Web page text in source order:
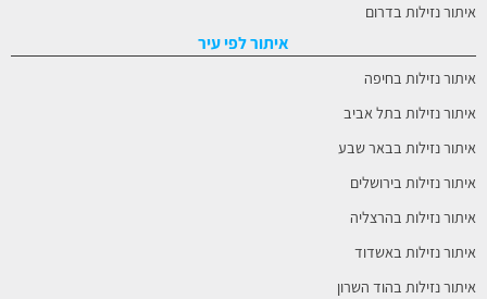
איתור נזילות בדרום
איתור לפי עיר
איתור נזילות בחיפה
איתור נזילות בתל אביב
איתור נזילות בבאר שבע
איתור נזילות בירושלים
איתור נזילות בהרצליה
איתור נזילות באשדוד
איתור נזילות בהוד השרון